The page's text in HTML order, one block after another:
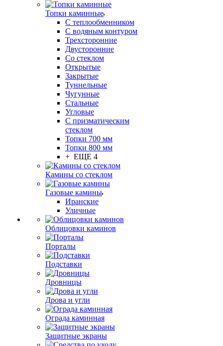
Топки каминные
С теплообменником
С водяным контуром
Трехсторонние
Двусторонние
Со стеклом
Открытые
Закрытые
Туннельные
Чугунные
Стальные
Угловые
С призматическим
стеклом
Топки 700 мм
Топки 800 мм
+ ЕЩЕ 4
Камины со стеклом
Газовые камины
Иранские
Уличные
Облицовки каминов
Порталы
Подставки
Дровницы
Дрова и угли
Ограда каминная
Защитные экраны